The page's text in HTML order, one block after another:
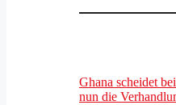
Ghana scheidet
nun die